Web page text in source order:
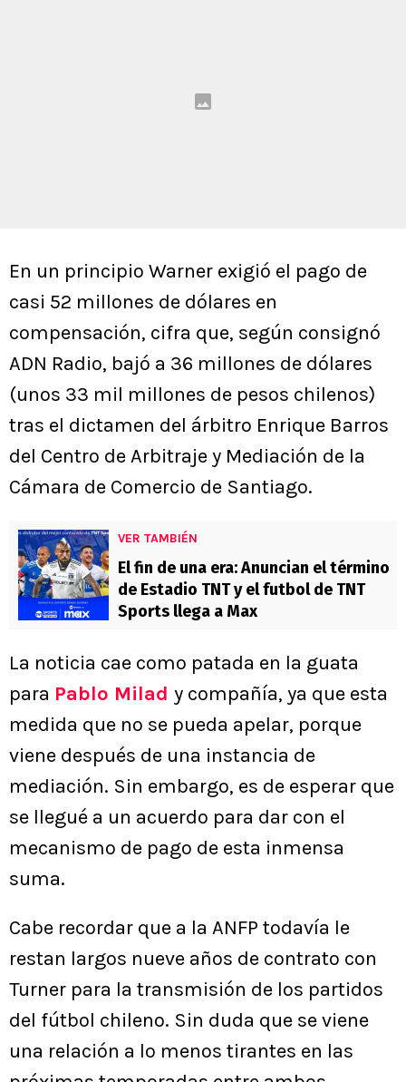
En un principio Warner exigió el pago de
casi 52 millones de dólares en
compensación, cifra que, según consignó
ADN Radio, bajó a 36 millones de dólares
(unos 33 mil millones de pesos chilenos)
tras el dictamen del árbitro Enrique Barros
del Centro de Arbitraje y Mediación de la
Cámara de Comercio de Santiago.
VER TAMBIÉN
El fin de una era: Anuncian el término
de Estadio TNT y el futbol de TNT
Sports llega a Max
La noticia cae como patada en la guata
para Pablo Milad y compañía, ya que esta
medida que no se pueda apelar, porque
viene después de una instancia de
mediación. Sin embargo, es de esperar que
se llegué a un acuerdo para dar con el
mecanismo de pago de esta inmensa
suma.
Cabe recordar que a la ANFP todavía le
restan largos nueve años de contrato con
Turner para la transmisión de los partidos
del fútbol chileno. Sin duda que se viene
una relación a lo menos tirantes en las